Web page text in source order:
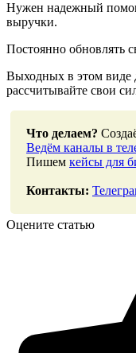
Нужен надежный
выручки.
Постоянно обновлять
Выходных в этом виде
рассчитывайте свои
Что делаем?
Ведём каналы в
Пишем кейсы для
Контакты:
Оцените статью